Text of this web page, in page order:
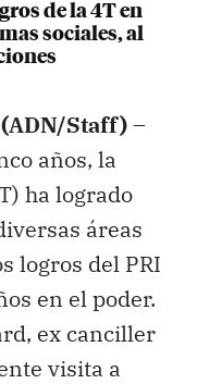
de la 4T en
sociales, al
Staff) –
años, la
ha logrado
áreas
logros del PRI
en el poder.
ex canciller
visita a